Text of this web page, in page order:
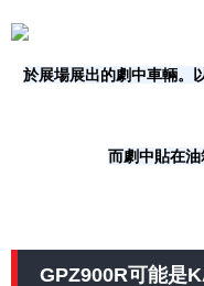
於展場展出的劇中車輛。
而劇中貼在油
GPZ900R可能是